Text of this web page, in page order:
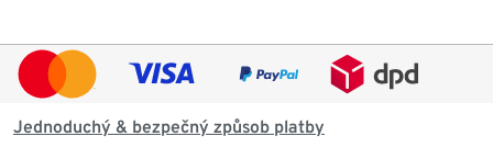
Jednoduchý & bezpečný způsob platby